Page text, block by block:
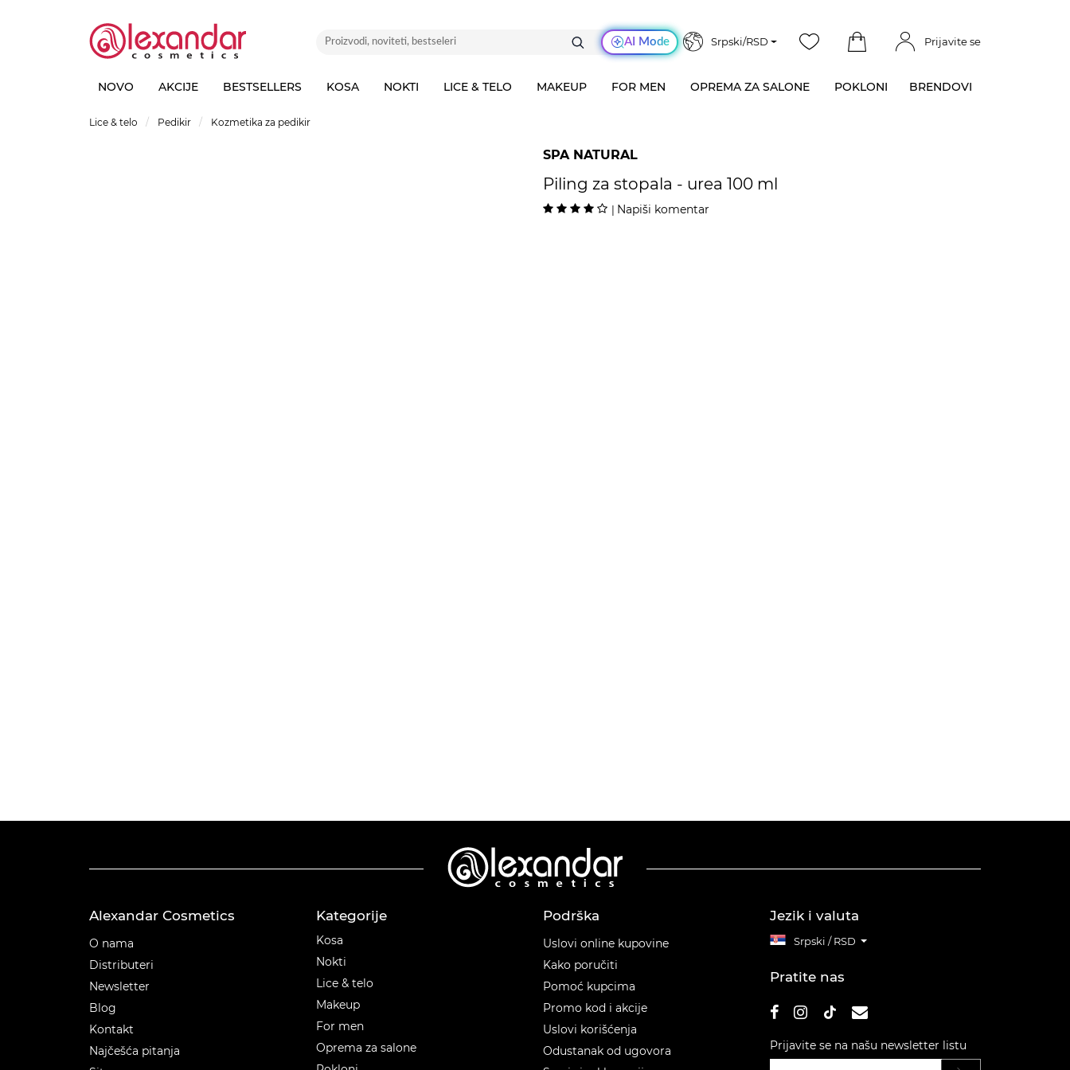
AI Mode Srpski/RSD Prijavite se
NOVO AKCIJE BESTSELLERS KOSA NOKTI LICE & TELO MAKEUP FOR MEN OPREMA ZA SALONE POKLONI BRENDOVI
Lice & telo Pedikir Kozmetika za pedikir
SPA NATURAL
Piling za stopala - urea 100 ml
| Napiši komentar
Alexandar Cosmetics
O nama
Distributeri
Newsletter
Blog
Kontakt
Najčešća pitanja
Kategorije
Kosa
Nokti
Lice & telo
Makeup
For men
Oprema za salone
Podrška
Uslovi online kupovine
Kako poručiti
Pomoć kupcima
Promo kod i akcije
Uslovi korišćenja
Odustanak od ugovora
Jezik i valuta
Srpski / RSD
Pratite nas
Prijavite se na našu newsletter listu